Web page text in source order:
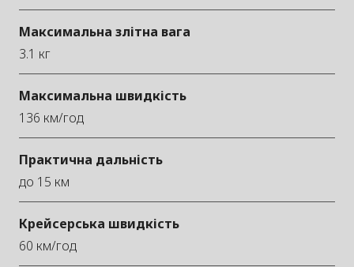
Максимальна злітна вага
3.1 кг
Максимальна швидкість
136 км/год
Практична дальність
до 15 км
Крейсерська швидкість
60 км/год